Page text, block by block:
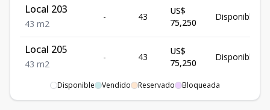
Local 203
43 m2
- 43
US$
75,250
Disponible
Local 205
43 m2
- 43
US$
75,250
Disponible
Local 206
- 43
US$
75,250
Disponible
Disponible Vendido Reservado Bloqueada